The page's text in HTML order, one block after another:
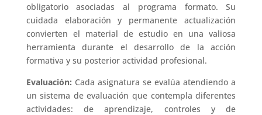
obligatorio asociadas al programa formato. Su
cuidada elaboración y permanente actualización
convierten el material de estudio en una valiosa
herramienta durante el desarrollo de la acción
formativa y su posterior actividad profesional.
Evaluación: Cada asignatura se evalúa atendiendo a
un sistema de evaluación que contempla diferentes
actividades: de aprendizaje, controles y de